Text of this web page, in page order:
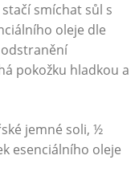
smíchat sůl s
oleje dle
pokožku hladkou a
jemné soli, ½
esenciálního oleje